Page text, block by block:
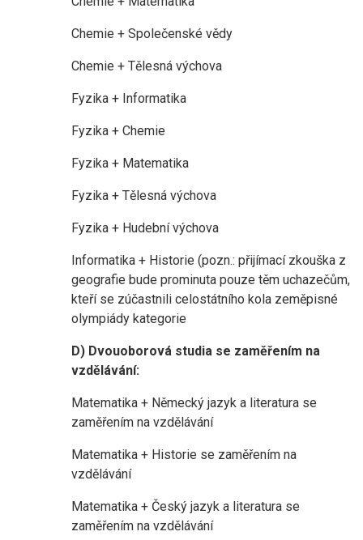
Chemie + Společenské vědy
Chemie + Tělesná výchova
Fyzika + Informatika
Fyzika + Chemie
Fyzika + Matematika
Fyzika + Tělesná výchova
Fyzika + Hudební výchova
Informatika + Historie (pozn.: přijímací zkouška z
geografie bude prominuta pouze těm uchazečům,
kteří se zúčastnili celostátního kola zeměpisné
olympiády kategorie
D) Dvouoborová studia se zaměřením na
vzdělávání:
Matematika + Německý jazyk a literatura se
zaměřením na vzdělávání
Matematika + Historie se zaměřením na
vzdělávání
Matematika + Český jazyk a literatura se
zaměřením na vzdělávání